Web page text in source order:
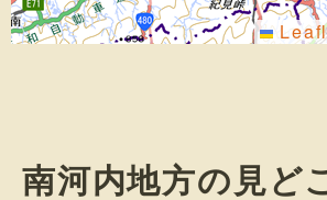
南河内地方の見ど